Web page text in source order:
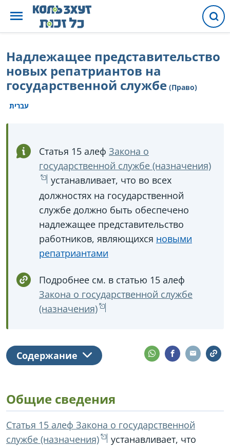
Надлежащее представительство
новых репатриантов на
государственной службе (Право)
עברית
Статья 15 алеф Закона о
государственной службе (назначения)
устанавливает, что во всех
должностях на государственной
службе должно быть обеспечено
надлежащее представительство
работников, являющихся новыми
репатриантами
Подробнее см. в статью 15 алеф
Закона о государственной службе
(назначения)
Содержание
Общие сведения
Статья 15 алеф Закона о государственной
службе (назначения)
устанавливает, что